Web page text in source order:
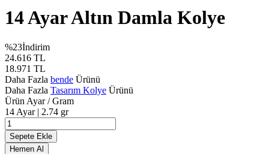
14 Ayar Altın Damla Kolye
%23İndirim
24.616 TL
18.971 TL
Daha Fazla bende Ürünü
Daha Fazla Tasarım Kolye Ürünü
Ürün Ayar / Gram
14 Ayar | 2.74 gr
Sepete Ekle
Hemen Al